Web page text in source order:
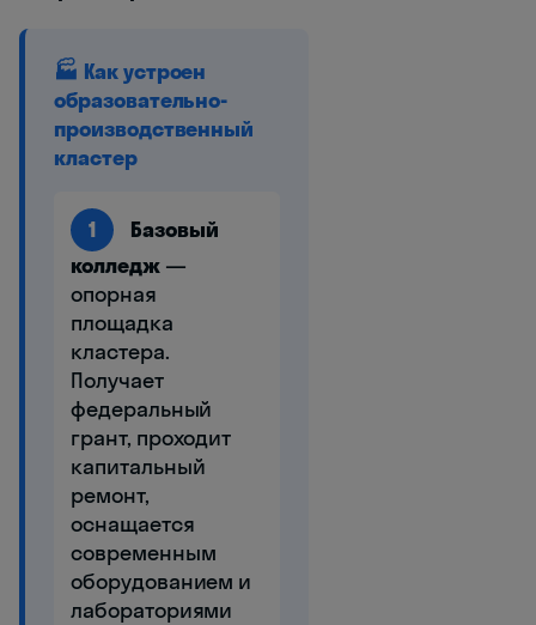
🏭 Как устроен
образовательно-
производственный
кластер
1
Базовый
колледж—
опорная
площадка
кластера.
Получает
федеральный
грант, проходит
капитальный
ремонт,
оснащается
современным
оборудованием и
лабораториями